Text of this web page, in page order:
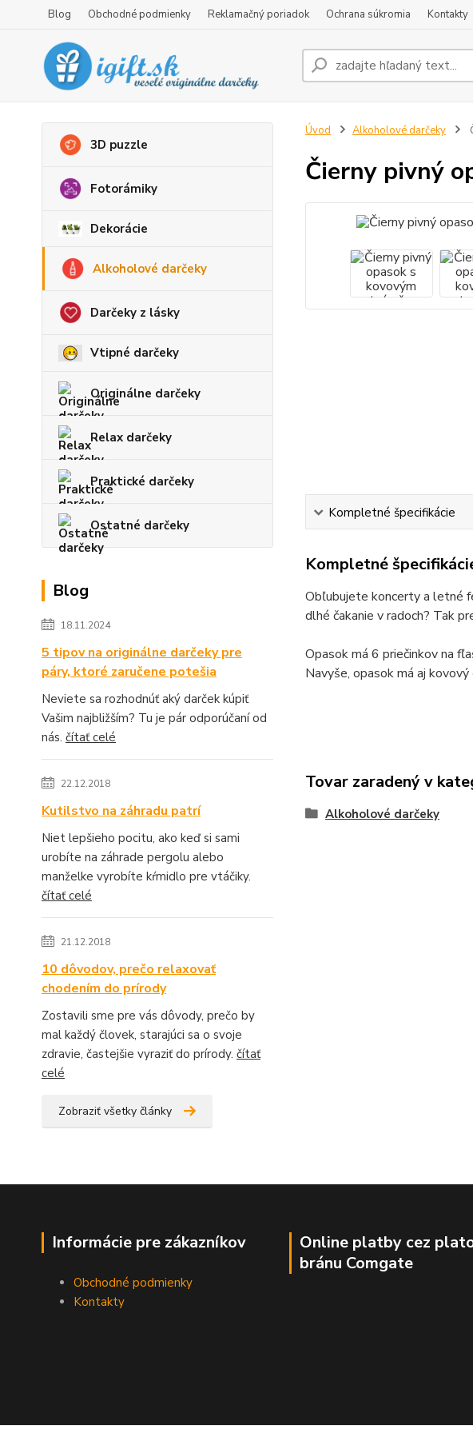
Blog Obchodné podmienky Reklamačný poriadok Ochrana súkromia Kontakty
3D puzzle
Fotorámiky
Dekorácie
Alkoholové darčeky
Darčeky z lásky
Vtipné darčeky
Originálne darčeky
Relax darčeky
Praktické darčeky
Ostatné darčeky
Blog
18.11.2024
5 tipov na originálne darčeky pre
páry, ktoré zaručene potešia
Neviete sa rozhodnúť aký darček kúpiť
Vašim najbližším? Tu je pár odporúčaní od
nás. čítať celé
22.12.2018
Kutilstvo na záhradu patrí
Niet lepšieho pocitu, ako keď si sami
urobíte na záhrade pergolu alebo
manželke vyrobíte kŕmidlo pre vtáčiky.
čítať celé
21.12.2018
10 dôvodov, prečo relaxovať
chodením do prírody
Zostavili sme pre vás dôvody, prečo by
mal každý človek, starajúci sa o svoje
zdravie, častejšie vyraziť do prírody. čítať
celé
Zobraziť všetky články
Úvod Alkoholové darčeky
Čierny pivný
Kompletné špecifikácie
Kompletné
Obľubujete koncerty a letné
dlhé čakanie v radoch? Tak
Opasok má 6 priečinkov na
Navyše, opasok má aj
Tovar zaradený v
Alkoholové darčeky
Informácie pre zákazníkov
Obchodné podmienky
Kontakty
Online platby cez
bránu Comgate